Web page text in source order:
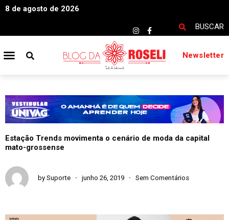
8 de agosto de 2026
BUSCAR
Newsletter
Estação Trends movimenta o cenário de moda da capital
mato-grossense
by Suporte junho 26, 2019 Sem Comentários